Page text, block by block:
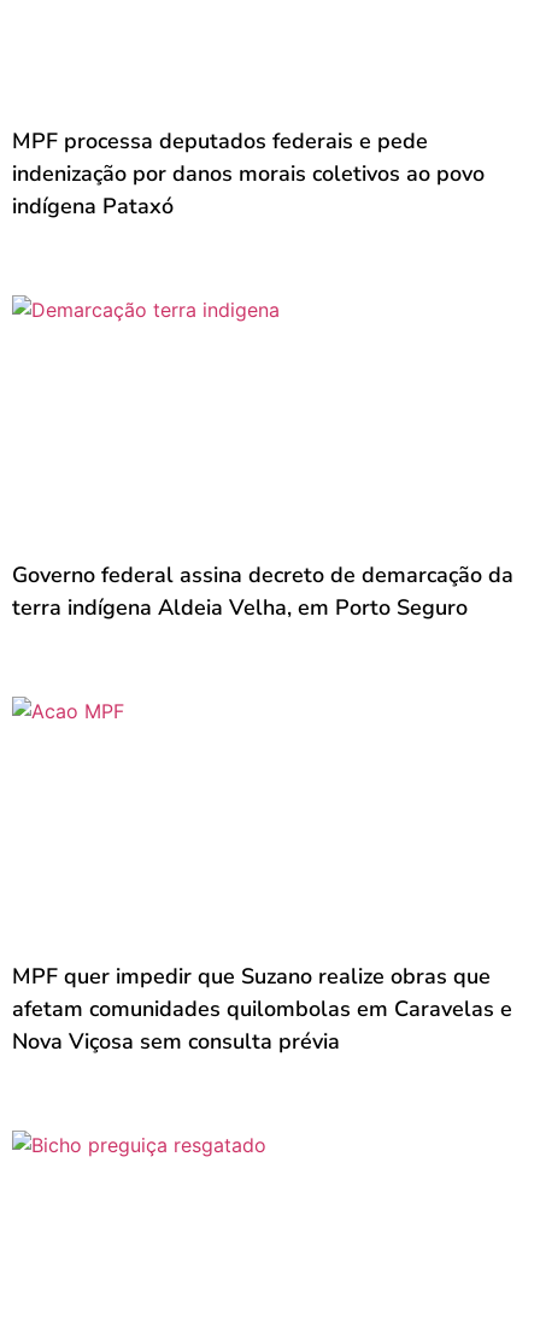
MPF processa deputados federais e pede
indenização por danos morais coletivos ao povo
indígena Pataxó
Governo federal assina decreto de demarcação da
terra indígena Aldeia Velha, em Porto Seguro
MPF quer impedir que Suzano realize obras que
afetam comunidades quilombolas em Caravelas e
Nova Viçosa sem consulta prévia